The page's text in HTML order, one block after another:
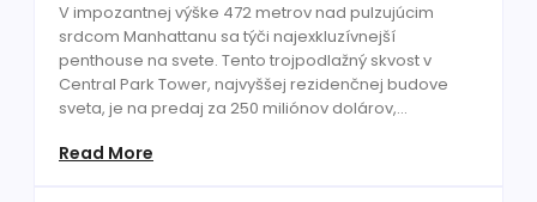
V impozantnej výške 472 metrov nad pulzujúcim
srdcom Manhattanu sa týči najexkluzívnejší
penthouse na svete. Tento trojpodlažný skvost v
Central Park Tower, najvyššej rezidenčnej budove
sveta, je na predaj za 250 miliónov dolárov,...
Read More